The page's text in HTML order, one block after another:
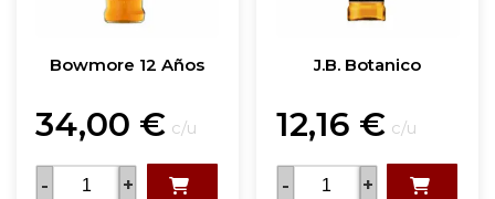
Bowmore 12 Años
34,00 € c/u
- +
J.B. Botanico
12,16 € c/u
- +